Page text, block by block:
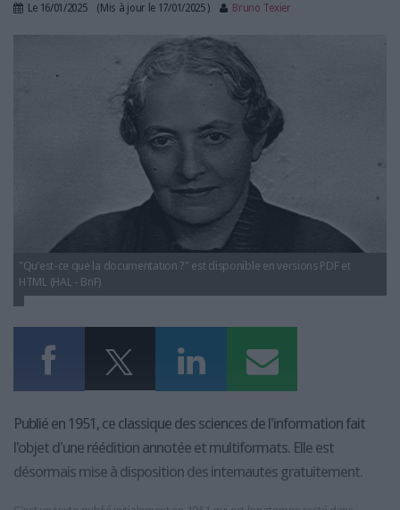
LE MAGAZINE
LES BASES DE DONNÉES
L'ANNUAIRE DES ACTEURS
NOS OFFRES D'ABONNEMENTS
Le 16/01/2025 (Mis à jour le 17/01/2025) Bruno Texier
"Qu’est-ce que la documentation ?" est disponible en versions PDF et
HTML (HAL - BnF)
Publié en 1951, ce classique des sciences de l'information fait
l'objet d'une réédition annotée et multiformats. Elle est
désormais mise à disposition des internautes gratuitement.